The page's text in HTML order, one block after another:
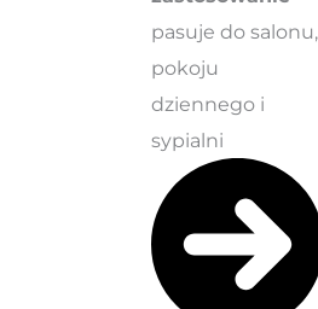
pasuje do salonu,
pokoju
dziennego i
sypialni